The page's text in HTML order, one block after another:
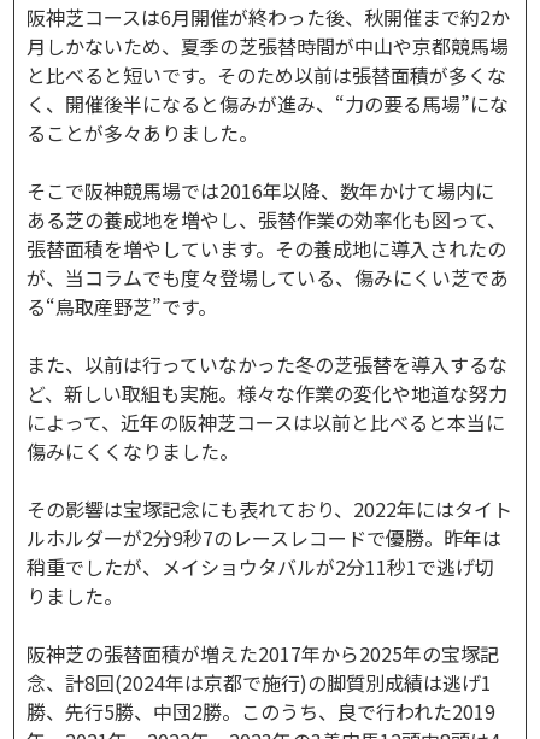
阪神芝コースは6月開催が終わった後、秋開催まで約2か
月しかないため、夏季の芝張替時間が中山や京都競馬場
と比べると短いです。そのため以前は張替面積が多くな
く、開催後半になると傷みが進み、“力の要る馬場”にな
ることが多々ありました。
そこで阪神競馬場では2016年以降、数年かけて場内に
ある芝の養成地を増やし、張替作業の効率化も図って、
張替面積を増やしています。その養成地に導入されたの
が、当コラムでも度々登場している、傷みにくい芝であ
る“鳥取産野芝”です。
また、以前は行っていなかった冬の芝張替を導入するな
ど、新しい取組も実施。様々な作業の変化や地道な努力
によって、近年の阪神芝コースは以前と比べると本当に
傷みにくくなりました。
その影響は宝塚記念にも表れており、2022年にはタイト
ルホルダーが2分9秒7のレースレコードで優勝。昨年は
稍重でしたが、メイショウタバルが2分11秒1で逃げ切
りました。
阪神芝の張替面積が増えた2017年から2025年の宝塚記
念、計8回(2024年は京都で施行)の脚質別成績は逃げ1
勝、先行5勝、中団2勝。このうち、良で行われた2019